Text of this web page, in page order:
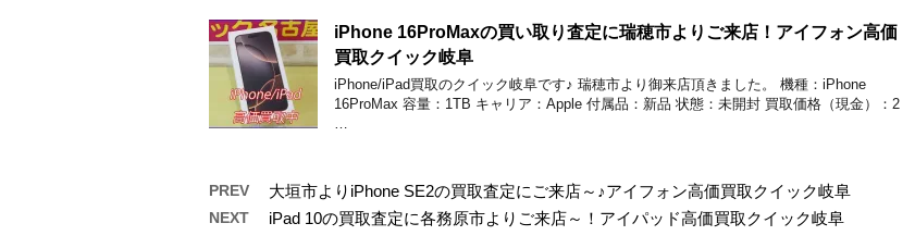
iPhone 16ProMaxの買い取り査定に瑞穂市よりご来店！アイフォン高価
買取クイック岐阜
iPhone/iPad買取のクイック岐阜です♪ 瑞穂市より御来店頂きました。 機種：iPhone
16ProMax 容量：1TB キャリア：Apple 付属品：新品 状態：未開封 買取価格（現金）：2
…
PREV 大垣市よりiPhone SE2の買取査定にご来店～♪アイフォン高価買取クイック岐阜
NEXT iPad 10の買取査定に各務原市よりご来店～！アイパッド高価買取クイック岐阜